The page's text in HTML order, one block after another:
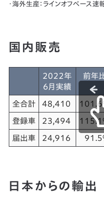
・海外生産：ラインオフベース速
国内販売
2022年
6月実績
前年
全合計 48,410
登録車 23,494
届出車 24,916
日本からの輸出